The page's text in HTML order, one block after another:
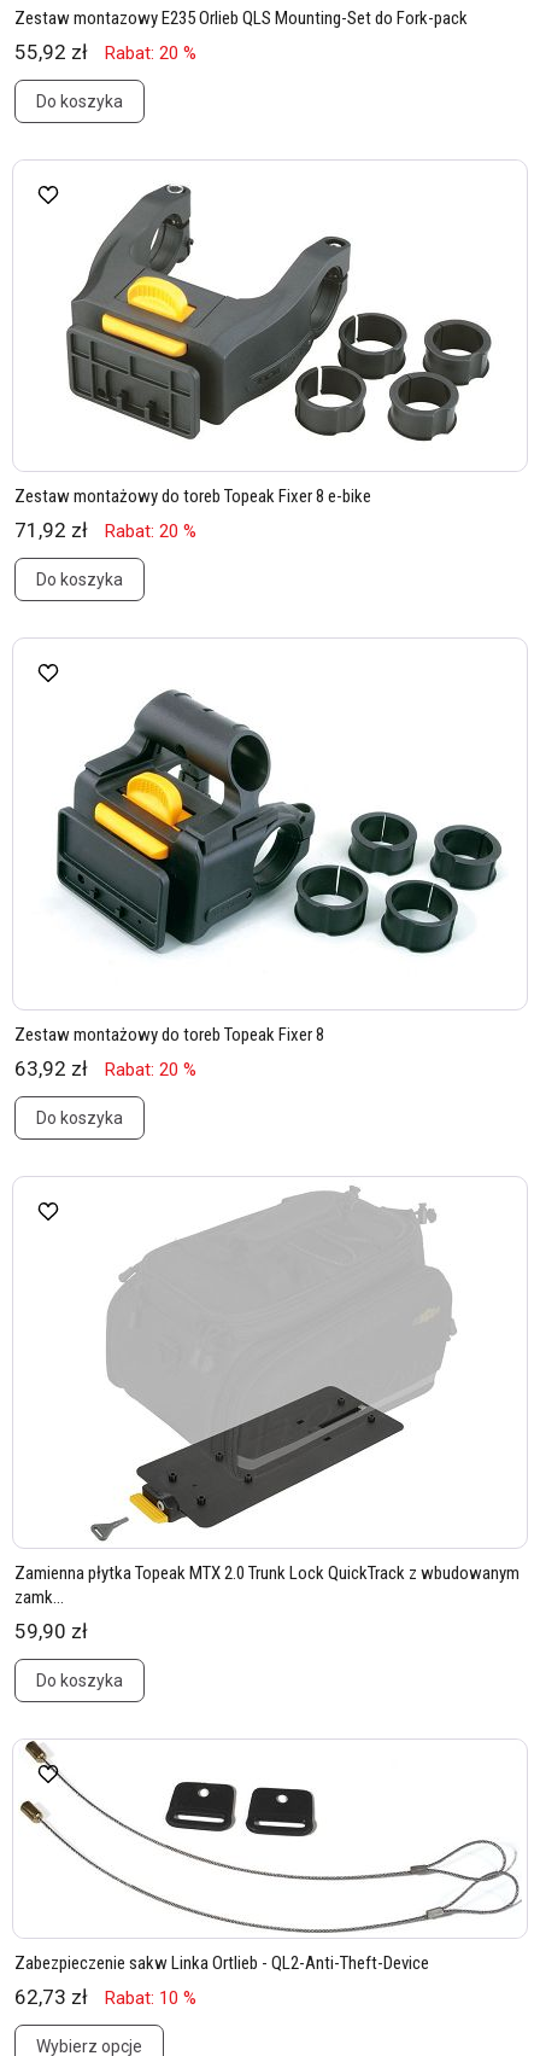
Zestaw montazowy E235 Orlieb QLS Mounting-Set do Fork-pack
55,92 zł Rabat: 20 %
Do koszyka
Zestaw montażowy do toreb Topeak Fixer 8 e-bike
71,92 zł Rabat: 20 %
Do koszyka
Zestaw montażowy do toreb Topeak Fixer 8
63,92 zł Rabat: 20 %
Do koszyka
Zamienna płytka Topeak MTX 2.0 Trunk Lock QuickTrack z wbudowanym
zamk...
59,90 zł
Do koszyka
Zabezpieczenie sakw Linka Ortlieb - QL2-Anti-Theft-Device
62,73 zł Rabat: 10 %
Wybierz opcje